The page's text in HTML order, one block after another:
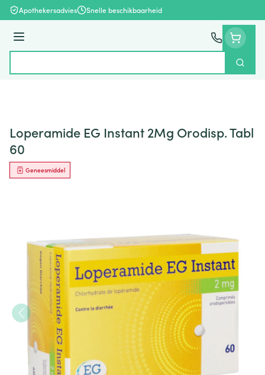
Ga naar de inhoud
Apothekersadvies Snelle beschikbaarheid
Menu
Zoek
Loperamide EG Instant 2Mg Orodisp. Tabl
60
Geneesmiddel